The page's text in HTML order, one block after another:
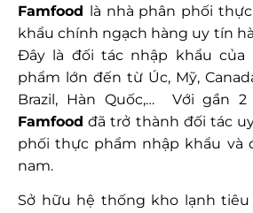
Famfood là nhà phân phối
khẩu chính ngạch hàng uy tín
Đây là đối tác nhập khẩu của
phẩm lớn đến từ Úc, Mỹ,
Brazil, Hàn Quốc,… Với gần
Famfood đã trở thành đối tác
phối thực phẩm nhập khẩu và
nam.
Sở hữu hệ thống kho lạnh tiêu